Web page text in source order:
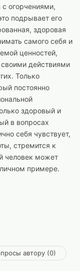
с огорчениями,
подрывает его
здоровая
самого себя и
ценностей,
своими действиями
Только
постоянно
здоровый и
в вопросах
себя чувствует,
стремится к
человек может
примере.
автору (0)